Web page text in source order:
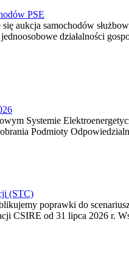
PSE
aukcja samochodów
działalności
Systemie
Podmioty
(STC)
poprawki do
CSIRE od 31 lipca 2026 r.